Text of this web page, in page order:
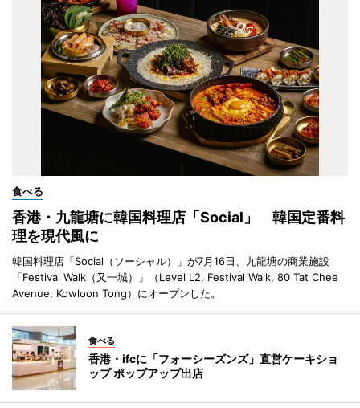
食べる
香港・九龍塘に韓国料理店「Social」 韓国定番料
理を現代風に
韓国料理店「Social（ソーシャル）」が7月16日、九龍塘の商業施設
「Festival Walk（又一城）」（Level L2, Festival Walk, 80 Tat Chee
Avenue, Kowloon Tong）にオープンした。
食べる
香港・ifcに「フォーシーズンズ」直営ケーキショ
ップ ポップアップ出店